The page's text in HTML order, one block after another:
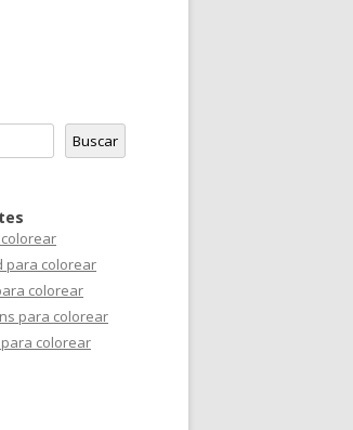
Buscar
para colorear
colorear
para colorear
colorear